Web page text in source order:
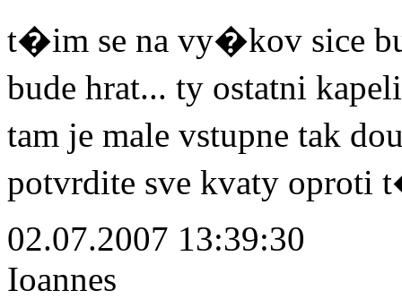
t�im se na vy�kov sice
bude hrat... ty ostatni
tam je male vstupne tak
potvrdite sve kvaty oproti
02.07.2007 13:39:30
Ioannes